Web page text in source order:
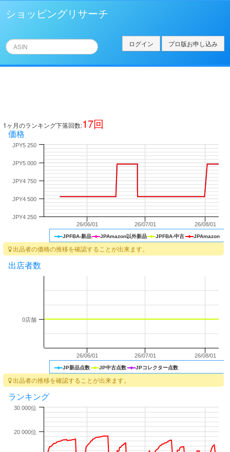
ショッピングリサーチ
ログイン プロ版お申し込み
1ヶ月のランキング下落回数:17回
価格
JPFBA-新品 JPAmazon以外新品 JPFBA-中古 JPAmazon
26/06/01 26/07/01 26/08/01
JPY4 250
JPY4 500
JPY4 750
JPY5 000
JPY5 250
出品者の価格の推移を確認することが出来ます。
出店者数
JP新品点数 JP中古点数 JPコレクター点数
26/06/01 26/07/01 26/08/01
0店舗
出品者の推移を確認することが出来ます。
ランキング
20 000位
30 000位